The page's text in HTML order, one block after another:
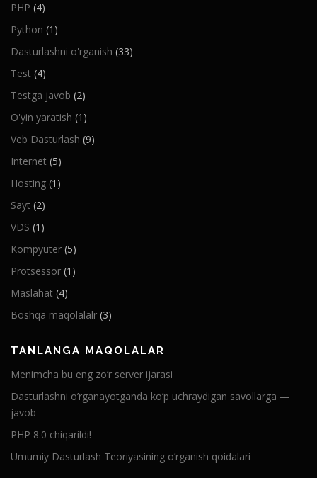
PHP (4)
Python (1)
Dasturlashni o'rganish (33)
Test (4)
Testga javob (2)
O'yin yaratish (1)
Veb Dasturlash (9)
Internet (5)
Hosting (1)
Sayt (2)
VDS (1)
Kompyuter (5)
Protsessor (1)
Maslahat (4)
Boshqa maqolalalr (3)
TANLANGA MAQOLALAR
Menimcha bu eng zo’r server ijarasi
Dasturlashni o’rganayotganda ko’p uchraydigan savollarga —
javob
PHP 8.0 chiqarildi!
Umumiy Dasturlash Teoriyasining o’rganish qoidalari